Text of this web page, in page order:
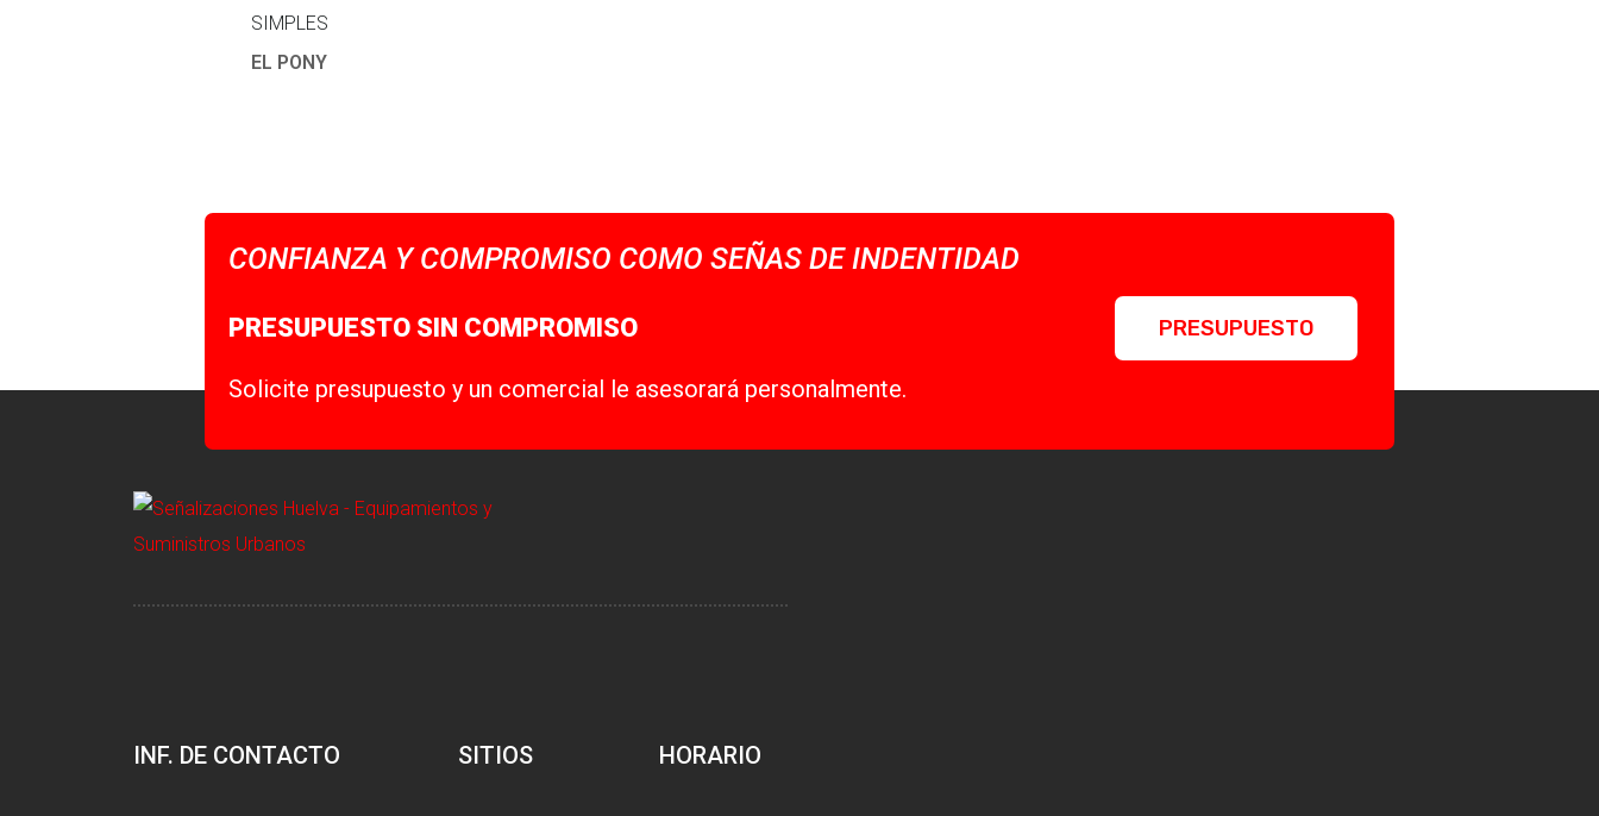
SIMPLES
EL PONY
CONFIANZA Y COMPROMISO COMO SEÑAS DE INDENTIDAD
PRESUPUESTO SIN COMPROMISO
Solicite presupuesto y un comercial le asesorará personalmente.
PRESUPUESTO
INF. DE CONTACTO SITIOS HORARIO